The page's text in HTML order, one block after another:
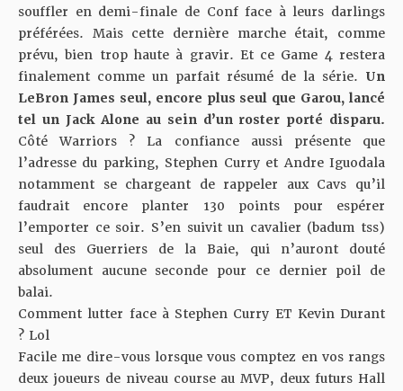
souffler en demi-finale de Conf face à leurs darlings
préférées. Mais cette dernière marche était, comme
prévu, bien trop haute à gravir. Et ce Game 4 restera
finalement comme un parfait résumé de la série. Un
LeBron James seul, encore plus seul que Garou, lancé
tel un Jack Alone au sein d’un roster porté disparu.
Côté Warriors ? La confiance aussi présente que
l’adresse du parking, Stephen Curry et Andre Iguodala
notamment se chargeant de rappeler aux Cavs qu’il
faudrait encore planter 130 points pour espérer
l’emporter ce soir. S’en suivit un cavalier (badum tss)
seul des Guerriers de la Baie, qui n’auront douté
absolument aucune seconde pour ce dernier poil de
balai.
Comment lutter face à Stephen Curry ET Kevin Durant
? Lol
Facile me dire-vous lorsque vous comptez en vos rangs
deux joueurs de niveau course au MVP, deux futurs Hall